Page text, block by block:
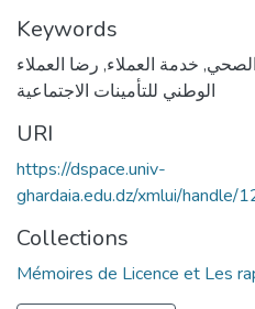
Keywords
الصحي, خدمة العملاء, رضا العملاء
الوطني للتأمينات الاجتماعية
URI
https://dspace.univ-
ghardaia.edu.dz/xmlui/
Collections
Mémoires de Licence et Les